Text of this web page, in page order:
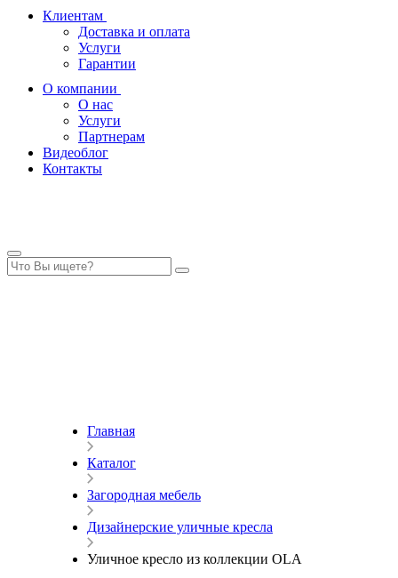
Клиентам
Доставка и оплата
Услуги
Гарантии
О компании
О нас
Услуги
Партнерам
Видеоблог
Контакты
Главная
Каталог
Загородная мебель
Дизайнерские уличные кресла
Уличное кресло из коллекции OLA